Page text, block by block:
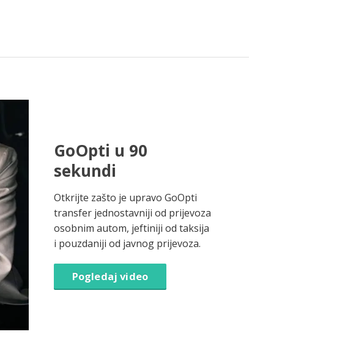
GoOpti u 90
sekundi
Otkrijte zašto je upravo GoOpti
transfer jednostavniji od prijevoza
osobnim autom, jeftiniji od taksija
i pouzdaniji od javnog prijevoza.
Pogledaj video